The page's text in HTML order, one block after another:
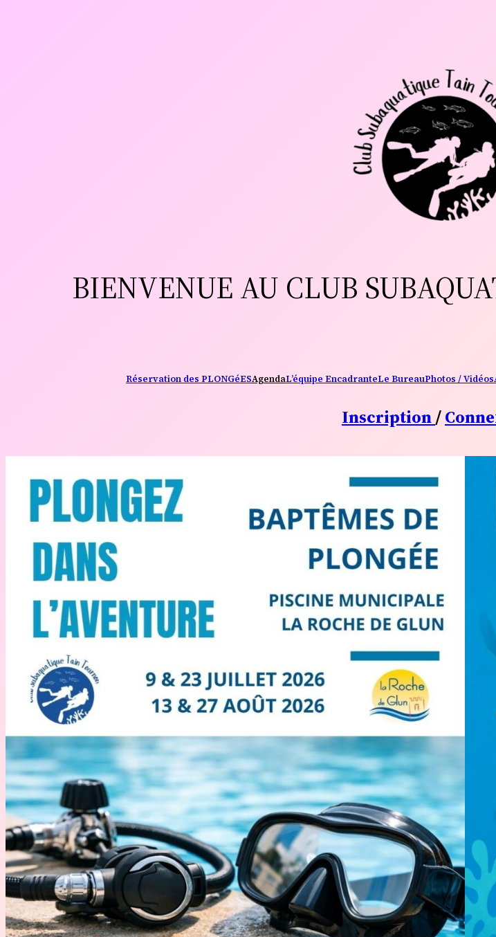
BIENVENUE AU CLUB
Réservation des PLONGéESAgendaL’équipe EncadranteLe BureauPhotos / Vidéos
Inscription/